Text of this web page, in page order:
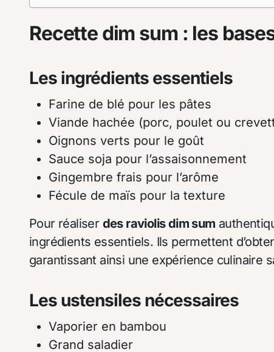
Recette dim sum : les
Les ingrédients essentiels
Farine de blé pour les pâtes
Viande hachée (porc, poulet ou
Oignons verts pour le goût
Sauce soja pour l’assaisonnement
Gingembre frais pour l’arôme
Fécule de maïs pour la texture
Pour réaliser des raviolis dim sum
ingrédients essentiels. Ils permettent
garantissant ainsi une expérience culinaire
Les ustensiles nécessaires
Vaporier en bambou
Grand saladier